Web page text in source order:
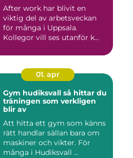
After work har blivit en
viktig del av arbetsveckan
för många i Uppsala.
Kollegor vill ses utanför k...
01. apr
Gym hudiksvall så hittar du
träningen som verkligen
blir av
Att hitta ett gym som känns
rätt handlar sällan bara om
maskiner och vikter. För
många i Hudiksvall ...